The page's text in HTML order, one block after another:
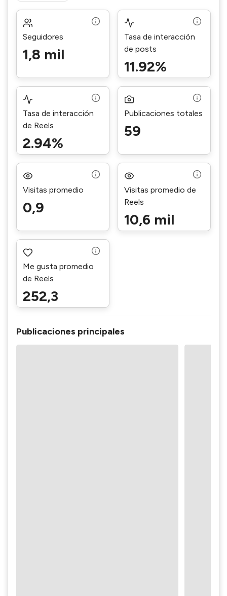
Seguidores
1,8 mil
Tasa de interacción
de posts
11.92%
Tasa de interacción
de Reels
2.94%
Publicaciones totales
59
Visitas promedio
0,9
Visitas promedio de
Reels
10,6 mil
Me gusta promedio
de Reels
252,3
Publicaciones principales